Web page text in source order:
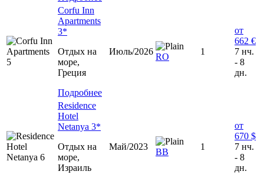
Corfu Inn
Apartments
3*
Отдых на
море,
Греция
Подробнее
Июль/2026
RO
1
от
662 €
7 нч.
- 8
дн.
Residence
Hotel
Netanya 3*
Отдых на
море,
Израиль
Май/2023
ВВ
1
от
670 $
7 нч.
- 8
дн.